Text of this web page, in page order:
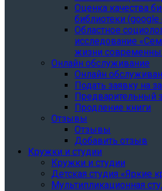
Oценка качества
библиотеки
Областное
исследование
жизни
Онлайн обслуживание
Онлайн
Подать заявку на
Предварительный
Продление книги
Отзывы
Отзывы
Добавить отзыв
Кружки и студии
Кружки и студии
Детская студия «Яркие
Мультипликационная